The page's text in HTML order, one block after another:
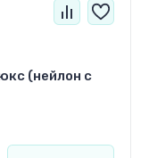
(нейлон с